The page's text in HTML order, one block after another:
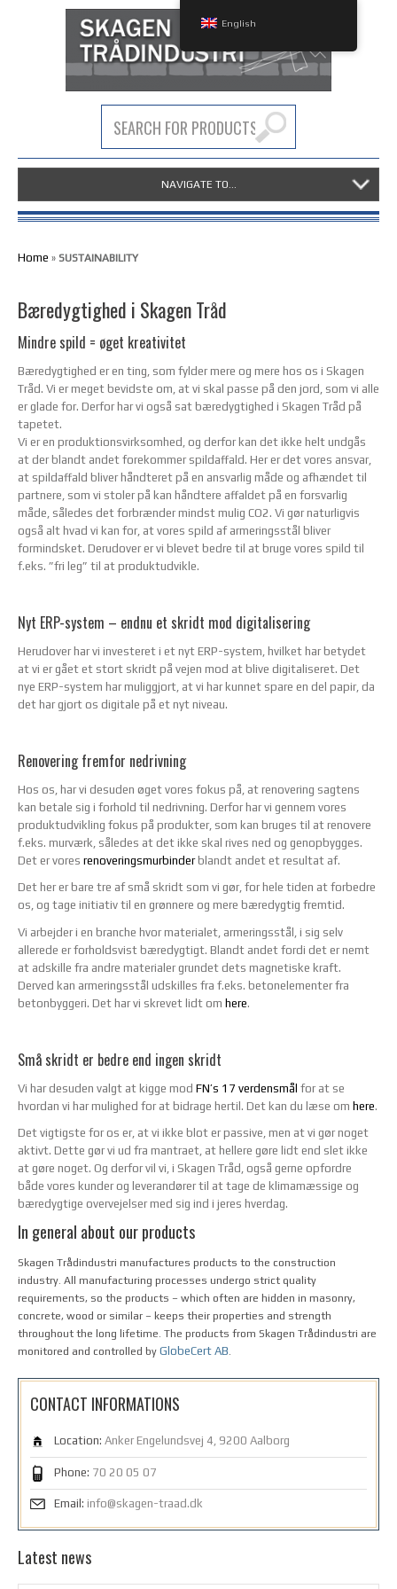
NAVIGATE TO...
Home » SUSTAINABILITY
Bæredygtighed i Skagen Tråd
Mindre spild = øget kreativitet
Bæredygtighed er en ting, som fylder mere og mere hos os i Skagen
Tråd. Vi er meget bevidste om, at vi skal passe på den jord, som vi alle
er glade for. Derfor har vi også sat bæredygtighed i Skagen Tråd på
tapetet.
Vi er en produktionsvirksomhed, og derfor kan det ikke helt undgås
at der blandt andet forekommer spildaffald. Her er det vores ansvar,
at spildaffald bliver håndteret på en ansvarlig måde og afhændet til
partnere, som vi stoler på kan håndtere affaldet på en forsvarlig
måde, således det forbrænder mindst mulig CO2. Vi gør naturligvis
også alt hvad vi kan for, at vores spild af armeringsstål bliver
formindsket. Derudover er vi blevet bedre til at bruge vores spild til
f.eks. ”fri leg” til at produktudvikle.
Nyt ERP-system – endnu et skridt mod digitalisering
Herudover har vi investeret i et nyt ERP-system, hvilket har betydet
at vi er gået et stort skridt på vejen mod at blive digitaliseret. Det
nye ERP-system har muliggjort, at vi har kunnet spare en del papir, da
det har gjort os digitale på et nyt niveau.
Renovering fremfor nedrivning
Hos os, har vi desuden øget vores fokus på, at renovering sagtens
kan betale sig i forhold til nedrivning. Derfor har vi gennem vores
produktudvikling fokus på produkter, som kan bruges til at renovere
f.eks. murværk, således at det ikke skal rives ned og genopbygges.
Det er vores renoveringsmurbinder blandt andet et resultat af.
Det her er bare tre af små skridt som vi gør, for hele tiden at forbedre
os, og tage initiativ til en grønnere og mere bæredygtig fremtid.
Vi arbejder i en branche hvor materialet, armeringsstål, i sig selv
allerede er forholdsvist bæredygtigt. Blandt andet fordi det er nemt
at adskille fra andre materialer grundet dets magnetiske kraft.
Derved kan armeringsstål udskilles fra f.eks. betonelementer fra
betonbyggeri. Det har vi skrevet lidt om here.
Små skridt er bedre end ingen skridt
Vi har desuden valgt at kigge mod FN’s 17 verdensmål for at se
hvordan vi har mulighed for at bidrage hertil. Det kan du læse om here.
Det vigtigste for os er, at vi ikke blot er passive, men at vi gør noget
aktivt. Dette gør vi ud fra mantraet, at hellere gøre lidt end slet ikke
at gøre noget. Og derfor vil vi, i Skagen Tråd, også gerne opfordre
både vores kunder og leverandører til at tage de klimamæssige og
bæredygtige overvejelser med sig ind i jeres hverdag.
In general about our products
Skagen Trådindustri manufactures products to the construction
industry. All manufacturing processes undergo strict quality
requirements, so the products – which often are hidden in masonry,
concrete, wood or similar – keeps their properties and strength
throughout the long lifetime. The products from Skagen Trådindustri are
monitored and controlled by GlobeCert AB
CONTACT INFORMATIONS
Location: Anker Engelundsvej 4, 9200 Aalborg
Phone: 70 20 05 07
Email: info@skagen-traad.dk
Latest news
English